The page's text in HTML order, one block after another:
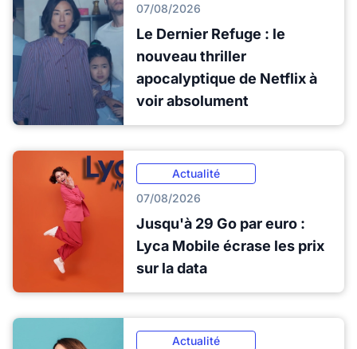
07/08/2026
Le Dernier Refuge : le
nouveau thriller
apocalyptique de Netflix à
voir absolument
Actualité
07/08/2026
Jusqu'à 29 Go par euro :
Lyca Mobile écrase les prix
sur la data
Actualité